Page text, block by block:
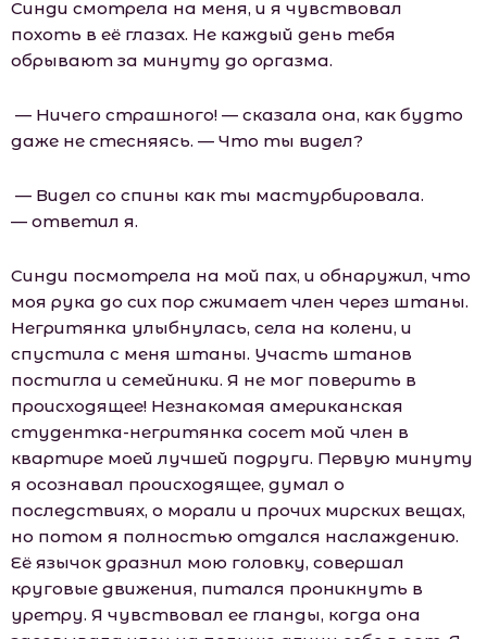
Синди смотрела на меня, и я чувствовал
похоть в её глазах. Не каждый день тебя
обрывают за минуту до оргазма.
— Ничего страшного! — сказала она, как будто
даже не стесняясь. — Что ты видел?
— Видел со спины как ты мастурбировала.
— ответил я.
Синди посмотрела на мой пах, и обнаружил, что
моя рука до сих пор сжимает член через штаны.
Негритянка улыбнулась, села на колени, и
спустила с меня штаны. Участь штанов
постигла и семейники. Я не мог поверить в
происходящее! Незнакомая американская
студентка-негритянка сосет мой член в
квартире моей лучшей подруги. Первую минуту
я осознавал происходящее, думал о
последствиях, о морали и прочих мирских вещах,
но потом я полностью отдался наслаждению.
Её язычок дразнил мою головку, совершал
круговые движения, питался проникнуть в
уретру. Я чувствовал ее гланды, когда она